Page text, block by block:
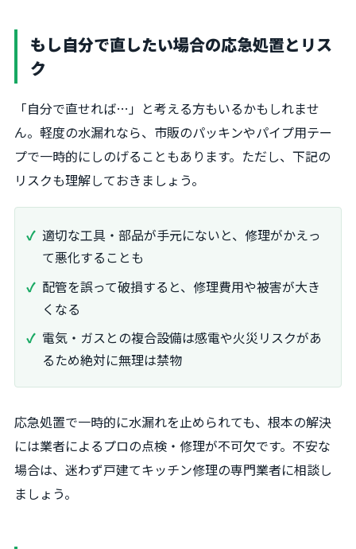
もし自分で直したい場合の応急処置とリス
ク
「自分で直せれば…」と考える方もいるかもしれませ
ん。軽度の水漏れなら、市販のパッキンやパイプ用テー
プで一時的にしのげることもあります。ただし、下記の
リスクも理解しておきましょう。
適切な工具・部品が手元にないと、修理がかえっ
て悪化することも
配管を誤って破損すると、修理費用や被害が大き
くなる
電気・ガスとの複合設備は感電や火災リスクがあ
るため絶対に無理は禁物
応急処置で一時的に水漏れを止められても、根本の解決
には業者によるプロの点検・修理が不可欠です。不安な
場合は、迷わず戸建てキッチン修理の専門業者に相談し
ましょう。